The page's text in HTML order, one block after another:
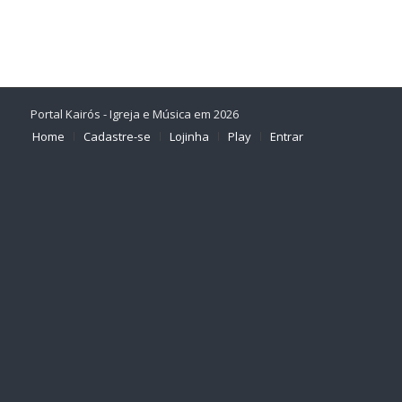
Portal Kairós - Igreja e Música em 2026
Home
Cadastre-se Lojinha Play Entrar